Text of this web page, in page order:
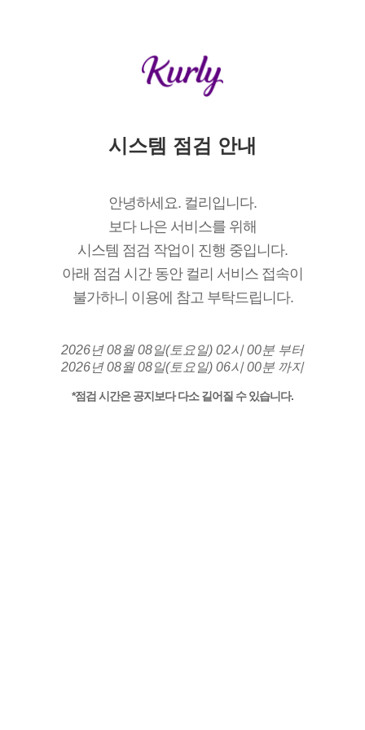
시스템 점검 안내
안녕하세요. 컬리입니다.
보다 나은 서비스를 위해
시스템 점검 작업이 진행 중입니다.
아래 점검 시간 동안 컬리 서비스 접속이
불가하니 이용에 참고 부탁드립니다.
2026년 08월 08일(토요일) 02시 00분 부터
2026년 08월 08일(토요일) 06시 00분 까지
*점검 시간은 공지보다 다소 길어질 수 있습니다.